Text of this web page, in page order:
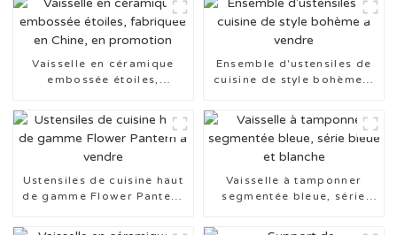
Vaisselle en céramique
embossée étoiles,
Ensemble d'ustensiles de
cuisine de style bohème à
Ustensiles de cuisine haut
de gamme Flower Pantern
Vaisselle à tamponner
segmentée bleue, série